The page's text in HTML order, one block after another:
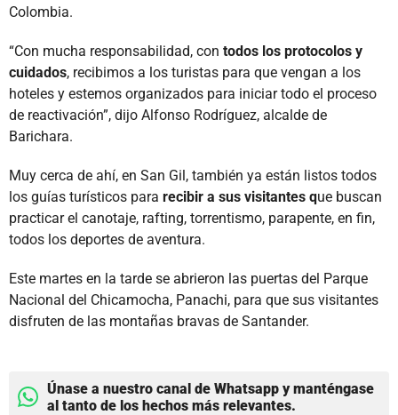
Colombia.
“Con mucha responsabilidad, con todos los protocolos y
cuidados, recibimos a los turistas para que vengan a los
hoteles y estemos organizados para iniciar todo el proceso
de reactivación”, dijo Alfonso Rodríguez, alcalde de
Barichara.
Muy cerca de ahí, en San Gil, también ya están listos todos
los guías turísticos para recibir a sus visitantes que buscan
practicar el canotaje, rafting, torrentismo, parapente, en fin,
todos los deportes de aventura.
Este martes en la tarde se abrieron las puertas del Parque
Nacional del Chicamocha, Panachi, para que sus visitantes
disfruten de las montañas bravas de Santander.
Únase a nuestro canal de Whatsapp y manténgase
al tanto de los hechos más relevantes.